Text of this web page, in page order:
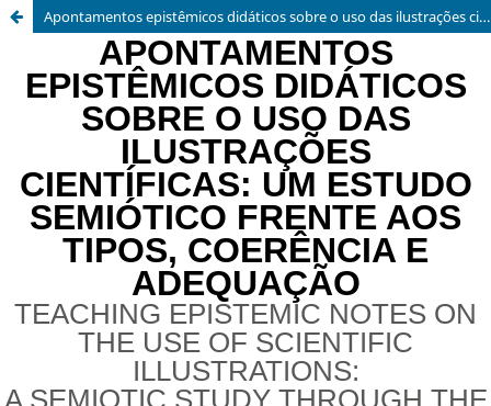
Apontamentos epistêmicos didáticos sobre o uso das ilustrações científicas